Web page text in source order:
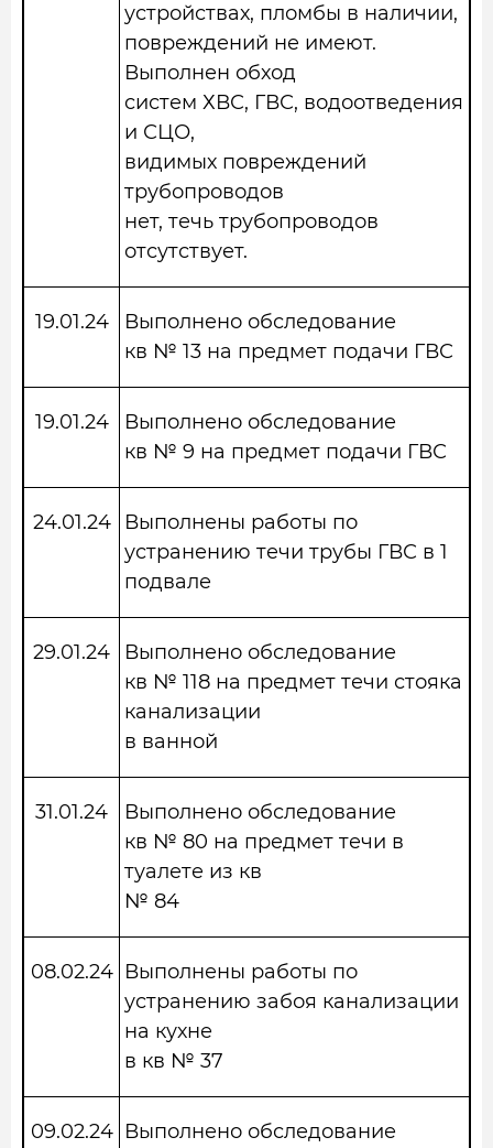
устройствах, пломбы в наличии,
повреждений не имеют.
Выполнен обход
систем ХВС, ГВС, водоотведения
и СЦО,
видимых повреждений
трубопроводов
нет, течь трубопроводов
отсутствует.
19.01.24
Выполнено обследование
кв № 13 на предмет подачи ГВС
19.01.24
Выполнено обследование
кв № 9 на предмет подачи ГВС
24.01.24
Выполнены работы по
устранению течи трубы ГВС в 1
подвале
29.01.24
Выполнено обследование
кв № 118 на предмет течи стояка
канализации
в ванной
31.01.24
Выполнено обследование
кв № 80 на предмет течи в
туалете из кв
№ 84
08.02.24 Выполнены работы по
устранению забоя канализации
на кухне
в кв № 37
09.02.24 Выполнено обследование